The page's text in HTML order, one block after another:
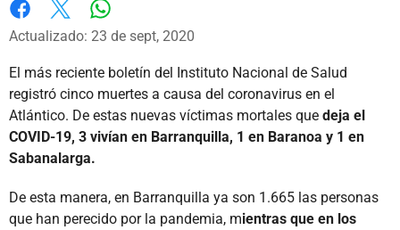
Facebook
X
Actualizado: 23 de sept, 2020
El más reciente boletín del Instituto Nacional de Salud
registró cinco muertes a causa del coronavirus en el
Atlántico. De estas nuevas víctimas mortales que deja el
COVID-19, 3 vivían en Barranquilla, 1 en Baranoa y 1 en
Sabanalarga.
De esta manera, en Barranquilla ya son 1.665 las personas
que han perecido por la pandemia, mientras que en los